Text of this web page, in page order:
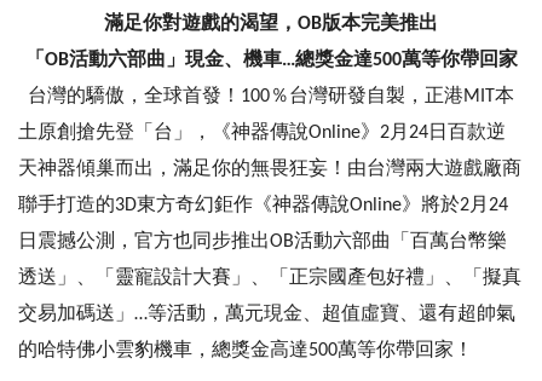
滿足你對遊戲的渴望，OB版本完美推出
「OB活動六部曲」現金、機車…總獎金達500萬等你帶回家
台灣的驕傲，全球首發！100％台灣研發自製，正港MIT本
土原創搶先登「台」，《神器傳說Online》2月24日百款逆
天神器傾巢而出，滿足你的無畏狂妄！由台灣兩大遊戲廠商
聯手打造的3D東方奇幻鉅作《神器傳說Online》將於2月24
日震撼公測，官方也同步推出OB活動六部曲「百萬台幣樂
透送」、「靈寵設計大賽」、「正宗國產包好禮」、「擬真
交易加碼送」…等活動，萬元現金、超值虛寶、還有超帥氣
的哈特佛小雲豹機車，總獎金高達500萬等你帶回家！